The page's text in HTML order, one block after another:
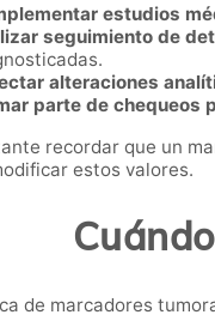
estudios
seguimiento de
alteraciones
parte de chequeos
recordar que un
estos valores.
de marcadores